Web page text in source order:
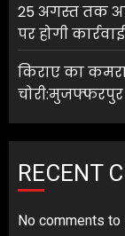
25 अगस्त तक
पर होगी कार्रवाई
किराए का
RECENT
No comments to